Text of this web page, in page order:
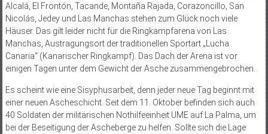
Alcalá, El Frontón, Tacande, Montaña Rajada, Corazoncillo, San
Nicolás, Jedey und Las Manchas stehen zum Glück noch viele
Häuser. Das gilt leider nicht für die Ringkampfarena von Las
Manchas, Austragungsort der traditionellen Sportart „Lucha
Canaria“ (Kanarischer Ringkampf). Das Dach der Arena ist vor
einigen Tagen unter dem Gewicht der Asche zusammengebrochen.
Es scheint wie eine Sisyphusarbeit, denn jeder neue Tag beginnt mit
einer neuen Ascheschicht. Seit dem 11. Oktober befinden sich auch
40 Soldaten der militärischen Nothilfeeinheit UME auf La Palma, um
bei der Beseitigung der Ascheberge zu helfen. Sollte sich die Lage